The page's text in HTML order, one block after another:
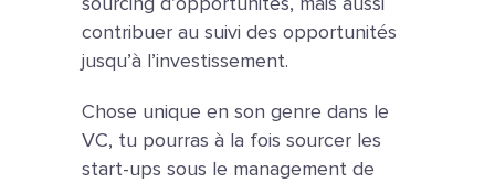
contribuer au suivi des opportunités
jusqu’à l’investissement.
Chose unique en son genre dans le
VC, tu pourras à la fois sourcer les
start-ups sous le management de